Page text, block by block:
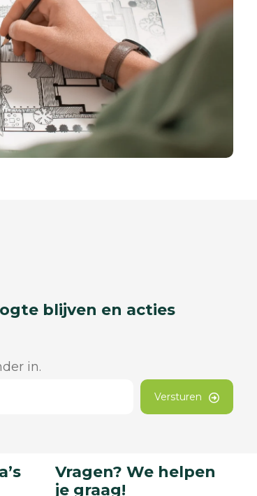
blijven en acties
in.
Versturen
Vragen? We helpen
je graag!